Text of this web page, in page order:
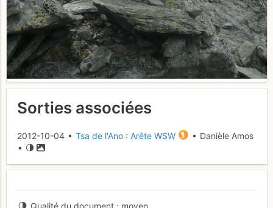
Sorties associées
2012-10-04 • Tsa de l'Ano : Arête WSW
• Danièle Amos
•
Qualité du document
moyen